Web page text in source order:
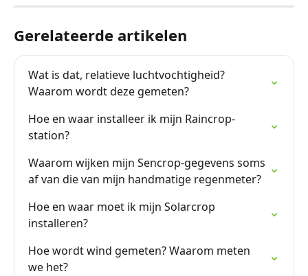
Gerelateerde artikelen
Wat is dat, relatieve luchtvochtigheid?
Waarom wordt deze gemeten?
Hoe en waar installeer ik mijn Raincrop-
station?
Waarom wijken mijn Sencrop-gegevens soms
af van die van mijn handmatige regenmeter?
Hoe en waar moet ik mijn Solarcrop
installeren?
Hoe wordt wind gemeten? Waarom meten
we het?